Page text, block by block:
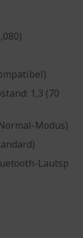
1,3 (70
Modus)
Lautsp